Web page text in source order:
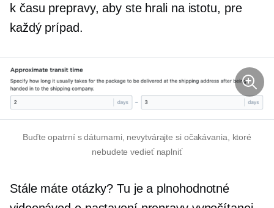
k času prepravy, aby ste hrali na istotu, pre
každý prípad.
Buďte opatrní s dátumami, nevytvárajte si očakávania, ktoré
nebudete vedieť naplniť
Stále máte otázky? Tu je a plnohodnotné